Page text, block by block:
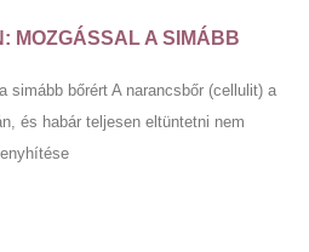
MOZGÁSSAL A SIMÁBB
simább bőrért A narancsbőr (cellulit) a
és habár teljesen eltüntetni nem